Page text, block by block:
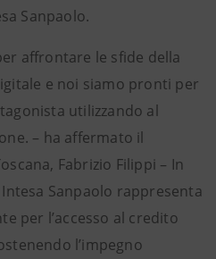
Sanpaolo.
affrontare le sfide della
e noi siamo pronti per
utilizzando al
– ha affermato il
Fabrizio Filippi – In
Sanpaolo rappresenta
per l’accesso al credito
l’impegno